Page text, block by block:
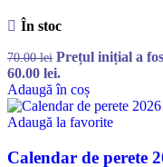
În stoc
70.00lei Prețul inițial a
60.00 lei.
Adaugă în coș
Adaugă la favorite
Calendar de perete